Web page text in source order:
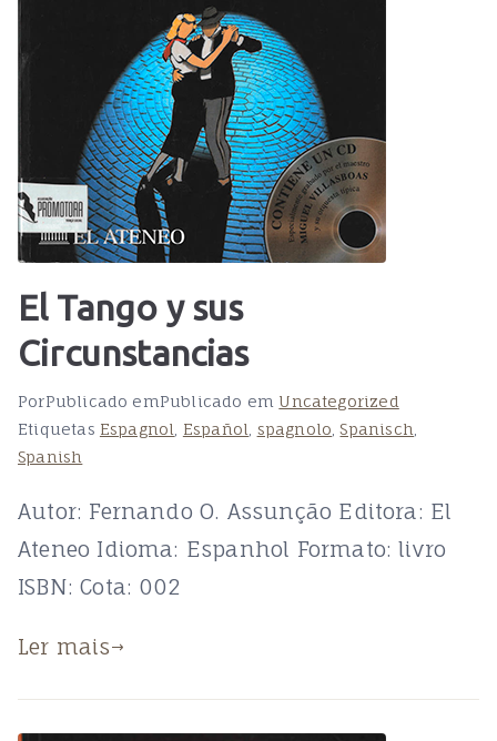
El Tango y sus
Circunstancias
PorPublicado emPublicado em Uncategorized
Etiquetas Espagnol Español spagnolo ,Spanisch
Spanish
Autor: Fernando O. Assunção Editora: El
Ateneo Idioma: Espanhol Formato: livro
ISBN: Cota: 002
Ler mais